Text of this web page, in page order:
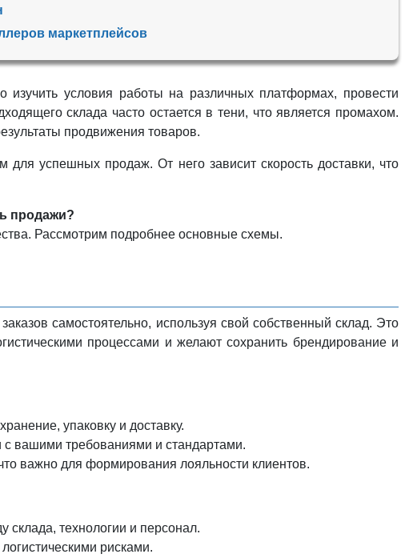
маркетплейсов
условия работы на различных платформах, провести
склада часто остается в тени, что является промахом.
продвижения товаров.
успешных продаж. От него зависит скорость доставки, что
продажи?
Рассмотрим подробнее основные схемы.
самостоятельно, используя свой собственный склад. Это
процессами и желают сохранить брендирование и
упаковку и доставку.
с вашими требованиями и стандартами.
важно для формирования лояльности клиентов.
склада, технологии и персонал.
рисками.